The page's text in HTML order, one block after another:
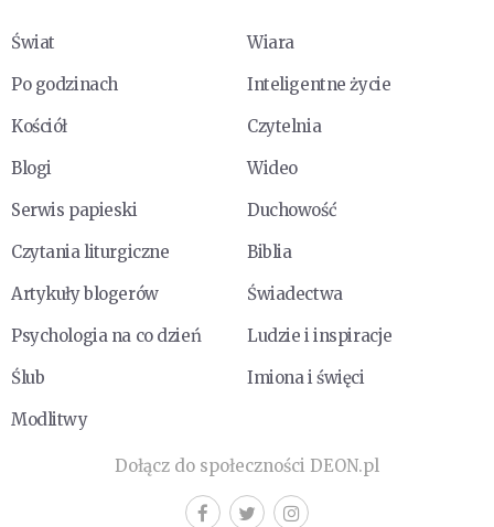
Świat
Wiara
Po godzinach
Inteligentne życie
Kościół
Czytelnia
Blogi
Wideo
Serwis papieski
Duchowość
Czytania liturgiczne
Biblia
Artykuły blogerów
Świadectwa
Psychologia na co dzień
Ludzie i inspiracje
Ślub
Imiona i święci
Modlitwy
Dołącz do społeczności DEON.pl